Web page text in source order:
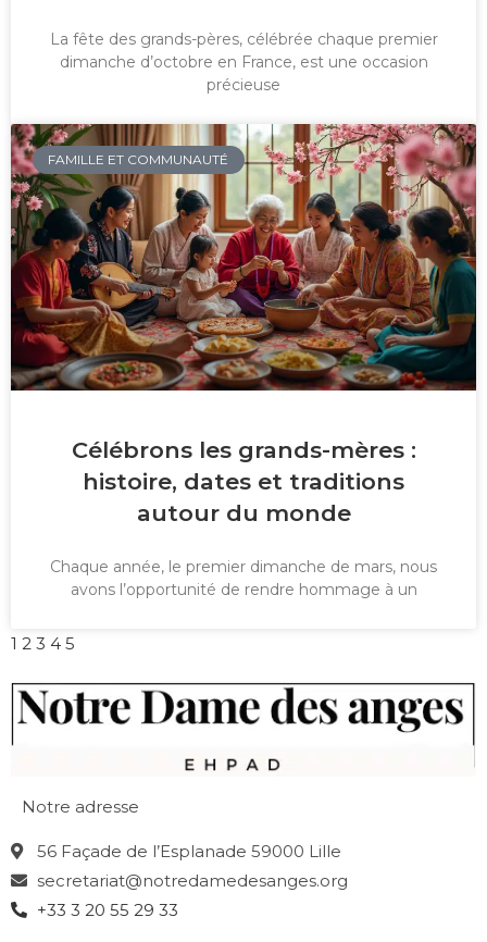
La fête des grands-pères, célébrée chaque premier
dimanche d’octobre en France, est une occasion
précieuse
FAMILLE ET COMMUNAUTÉ
Célébrons les grands-mères :
histoire, dates et traditions
autour du monde
Chaque année, le premier dimanche de mars, nous
avons l’opportunité de rendre hommage à un
1 2 3 4 5
Notre adresse
56 Façade de l’Esplanade 59000 Lille
secretariat@notredamedesanges.org
+33 3 20 55 29 33